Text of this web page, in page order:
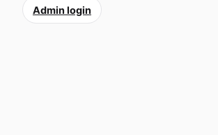
Admin login